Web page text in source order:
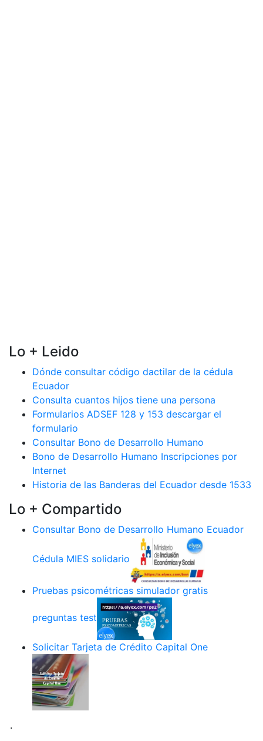
Lo + Leido
Dónde consultar código dactilar de la cédula
Ecuador
Consulta cuantos hijos tiene una persona
Formularios ADSEF 128 y 153 descargar el
formulario
Consultar Bono de Desarrollo Humano
Bono de Desarrollo Humano Inscripciones por
Internet
Historia de las Banderas del Ecuador desde 1533
Lo + Compartido
Consultar Bono de Desarrollo Humano Ecuador
Cédula MIES solidario
Pruebas psicométricas simulador gratis
preguntas test
Solicitar Tarjeta de Crédito Capital One
.